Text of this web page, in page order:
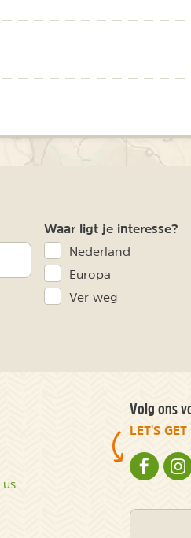
Waar ligt je interesse?
Nederland
Europa
Ver weg
Volg ons
LET'S